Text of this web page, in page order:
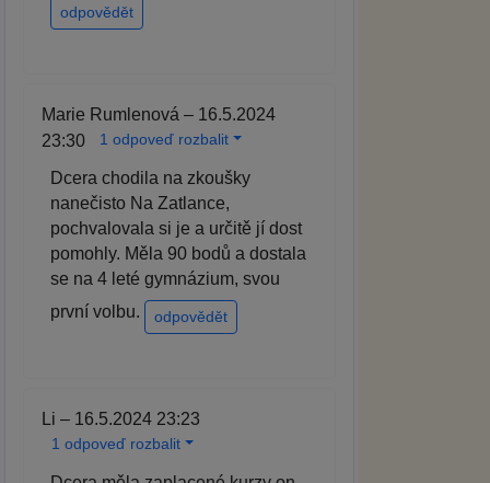
odpovědět
Marie Rumlenová – 16.5.2024
23:30
1 odpoveď rozbalit
Dcera chodila na zkoušky
nanečisto Na Zatlance,
pochvalovala si je a určitě jí dost
pomohly. Měla 90 bodů a dostala
se na 4 leté gymnázium, svou
první volbu.
odpovědět
Li – 16.5.2024 23:23
1 odpoveď rozbalit